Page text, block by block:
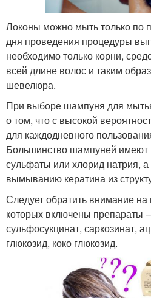
Локоны можно мыть только по
дня проведения процедуры
необходимо только корни,
всей длине волос и таким
шевелюра.
При выборе шампуня для
о том, что с высокой
для каждодневного
Большинство шампуней имеют
сульфаты или хлорид натрия,
вымыванию кератина из
Следует обратить внимание
которых включены препараты
сульфосукцинат, саркозинат,
глюкозид, коко глюкозид.